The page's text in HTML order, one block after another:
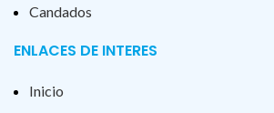
Candados
ENLACES DE INTERES
Inicio